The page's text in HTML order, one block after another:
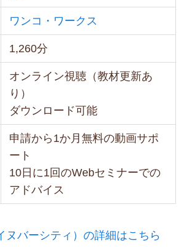
ワンコ・ワークス
1,260分
オンライン視聴（教材更新あ
り）
ダウンロード可能
申請から1か月無料の動画サポ
ート
10日に1回のWebセミナーでの
アドバイス
ヌバーシティ）の詳細はこちら